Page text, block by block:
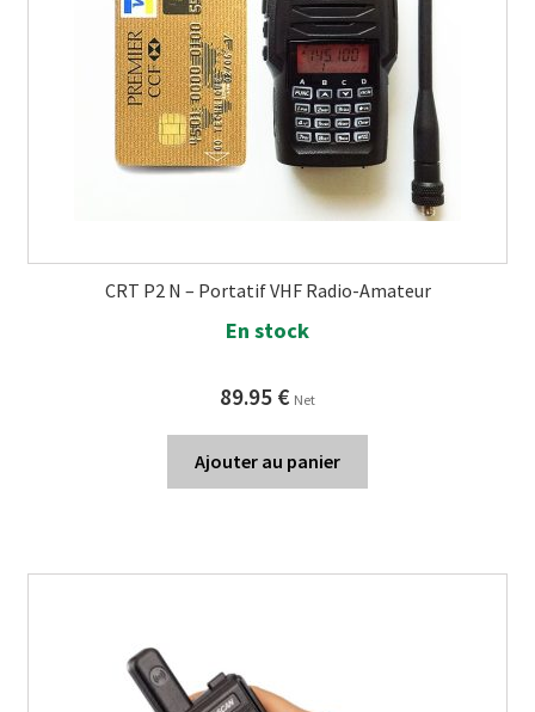
CRT P2 N – Portatif VHF Radio-Amateur
En stock
89.95 € Net
Ajouter au panier